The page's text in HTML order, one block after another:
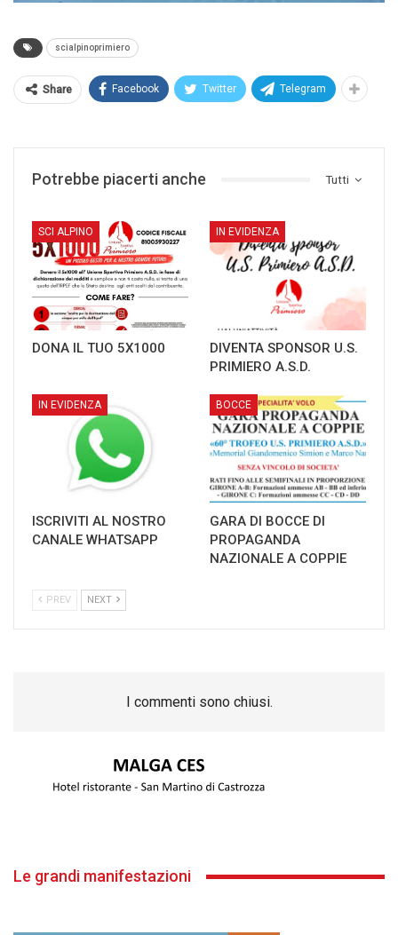
scialpinoprimiero
Share Facebook Twitter Telegram
Tutti
Potrebbe piacerti anche
SCI ALPINO
DONA IL TUO 5X1000
IN EVIDENZA
DIVENTA SPONSOR U.S.
PRIMIERO A.S.D.
IN EVIDENZA
ISCRIVITI AL NOSTRO
CANALE WHATSAPP
BOCCE
GARA DI BOCCE DI
PROPAGANDA
NAZIONALE A COPPIE
PREV NEXT
I commenti sono chiusi.
Le grandi manifestazioni